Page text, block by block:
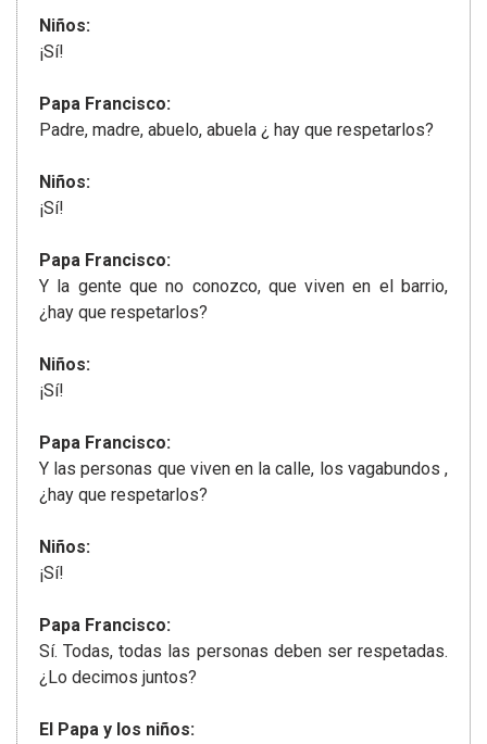
Niños:
¡Sí!
Papa Francisco:
Padre, madre, abuelo, abuela ¿ hay que respetarlos?
Niños:
¡Sí!
Papa Francisco:
Y la gente que no conozco, que viven en el barrio,
¿hay que respetarlos?
Niños:
¡Sí!
Papa Francisco:
Y las personas que viven en la calle, los vagabundos ,
¿hay que respetarlos?
Niños:
¡Sí!
Papa Francisco:
Sí. Todas, todas las personas deben ser respetadas.
¿Lo decimos juntos?
El Papa y los niños: